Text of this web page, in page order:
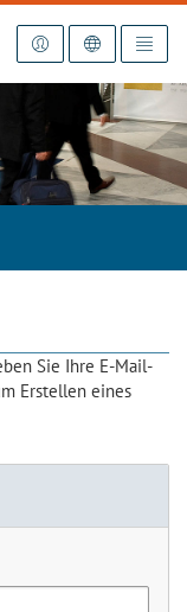
Sie Ihre E-Mail-
Erstellen eines